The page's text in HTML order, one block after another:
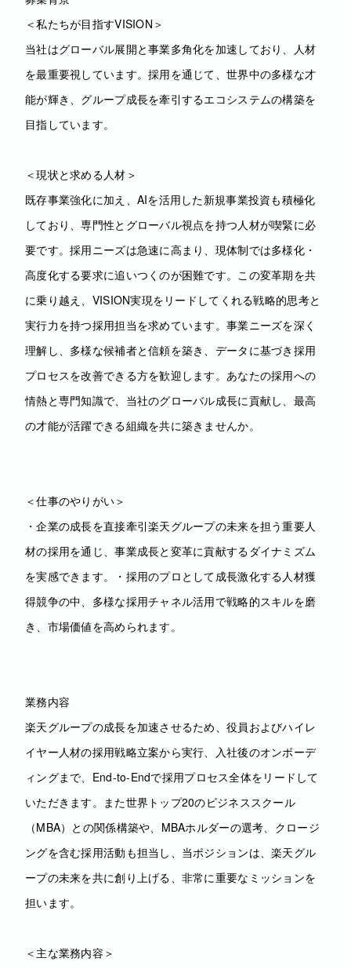
＜私たちが目指すVISION＞
当社はグローバル展開と事業多角化を加速しており、人材
を最重要視しています。採用を通じて、世界中の多様な才
能が輝き、グループ成長を牽引するエコシステムの構築を
目指しています。
＜現状と求める人材＞
既存事業強化に加え、AIを活用した新規事業投資も積極化
しており、専門性とグローバル視点を持つ人材が喫緊に必
要です。採用ニーズは急速に高まり、現体制では多様化・
高度化する要求に追いつくのが困難です。この変革期を共
に乗り越え、VISION実現をリードしてくれる戦略的思考と
実行力を持つ採用担当を求めています。事業ニーズを深く
理解し、多様な候補者と信頼を築き、データに基づき採用
プロセスを改善できる方を歓迎します。あなたの採用への
情熱と専門知識で、当社のグローバル成長に貢献し、最高
の才能が活躍できる組織を共に築きませんか。
＜仕事のやりがい＞
・企業の成長を直接牽引楽天グループの未来を担う重要人
材の採用を通じ、事業成長と変革に貢献するダイナミズム
を実感できます。・採用のプロとして成長激化する人材獲
得競争の中、多様な採用チャネル活用で戦略的スキルを磨
き、市場価値を高められます。
業務内容
楽天グループの成長を加速させるため、役員およびハイレ
イヤー人材の採用戦略立案から実行、入社後のオンボーデ
ィングまで、End-to-Endで採用プロセス全体をリードして
いただきます。また世界トップ20のビジネススクール
（MBA）との関係構築や、MBAホルダーの選考、クロージ
ングを含む採用活動も担当し、当ポジションは、楽天グル
ープの未来を共に創り上げる、非常に重要なミッションを
担います。
＜主な業務内容＞